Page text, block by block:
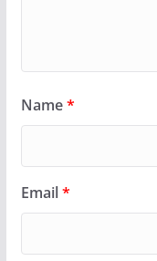
Name*
Email*